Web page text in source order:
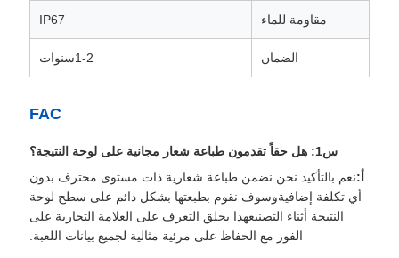
مقاومة للماء IP67
الضمان 1-2سنوات
FAC
س1: هل حقاً تقدمون طباعة شعار مجانية على لوحة النتيجة؟
أ:نعم بالتأكيد نحن نضمن طباعة شعارية ذات مستوى محترف بدون
أي تكلفة إضافيةوسوف نقوم بطبعتها بشكل دائم على سطح لوحة
النتيجة أثناء التصنيعهذا يخلق التعرف على العلامة التجارية على
الفور مع الحفاظ على مرئية مثالية لجميع بيانات اللعبة.